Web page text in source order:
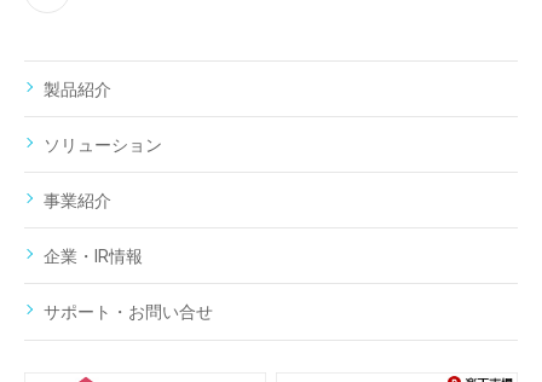
製品紹介
ソリューション
事業紹介
企業・IR情報
サポート・お問い合せ